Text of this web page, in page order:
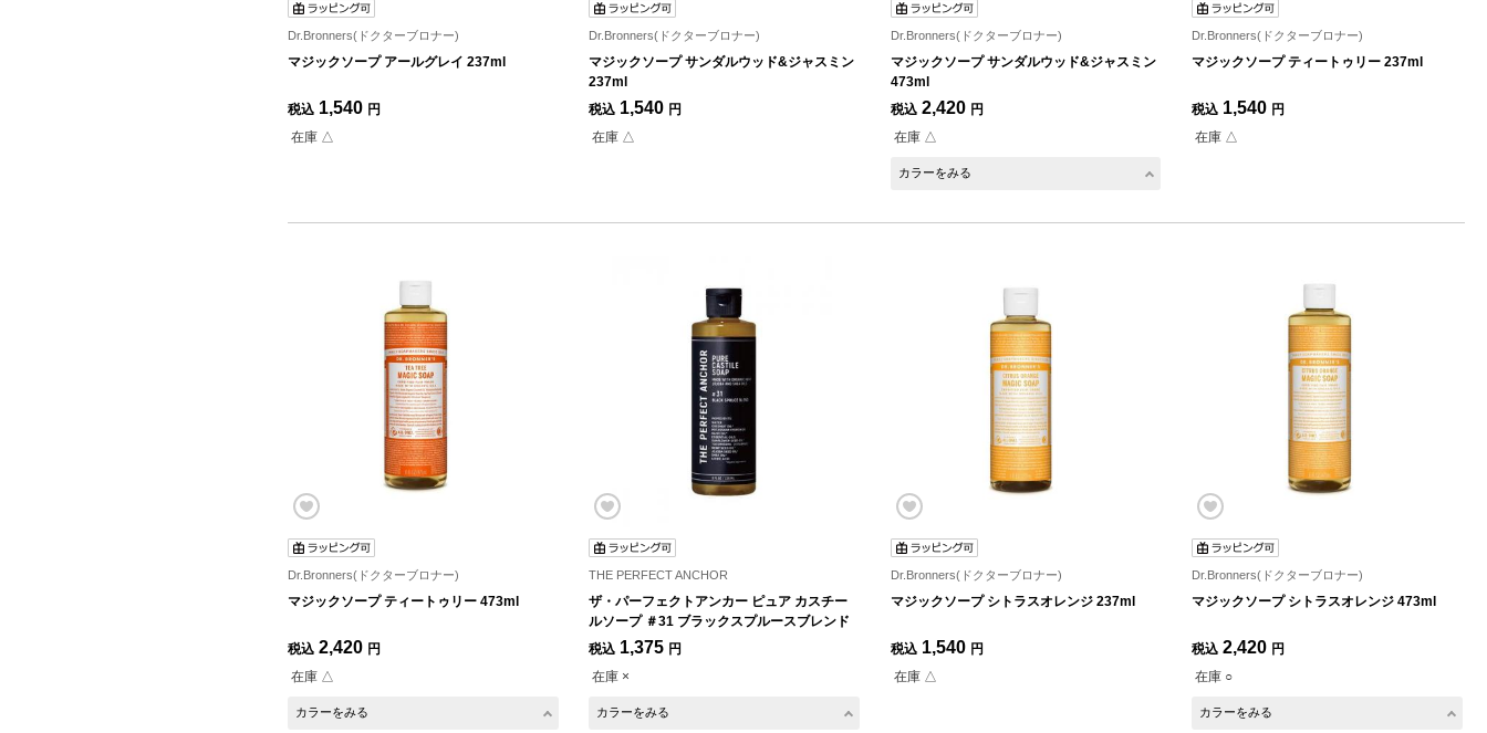
Dr.Bronners(ドクターブロナー)
マジックソープ アールグレイ 237ml
税込 1,540 円
在庫 △
Dr.Bronners(ドクターブロナー)
マジックソープ サンダルウッド&ジャスミン
237ml
税込 1,540 円
在庫 △
Dr.Bronners(ドクターブロナー)
マジックソープ サンダルウッド&ジャスミン
473ml
税込 2,420 円
在庫 △
カラーをみる
Dr.Bronners(ドクターブロナー)
マジックソープ ティートゥリー 237ml
税込 1,540 円
在庫 △
Dr.Bronners(ドクターブロナー)
マジックソープ ティートゥリー 473ml
税込 2,420 円
在庫 △
カラーをみる
THE PERFECT ANCHOR
ザ・パーフェクトアンカー ピュア カスチー
ルソープ ＃31 ブラックスプルースブレンド
税込 1,375 円
在庫 ×
カラーをみる
Dr.Bronners(ドクターブロナー)
マジックソープ シトラスオレンジ 237ml
税込 1,540 円
在庫 △
Dr.Bronners(ドクターブロナー)
マジックソープ シトラスオレンジ 473ml
税込 2,420 円
在庫 ○
カラーをみる